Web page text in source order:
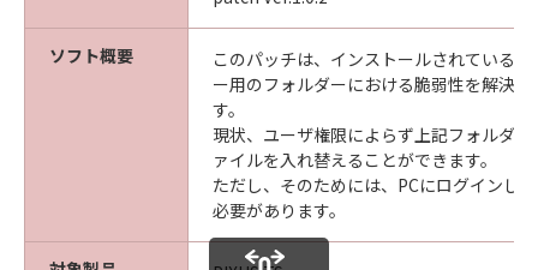
ソフト概要
このパッチは、インストールされている
ー用のフォルダーにおける脆弱性を解決
す。
現状、ユーザ権限によらず上記フォルダ
ァイルを入れ替えることができます。
ただし、そのためには、PCにログインし
必要があります。